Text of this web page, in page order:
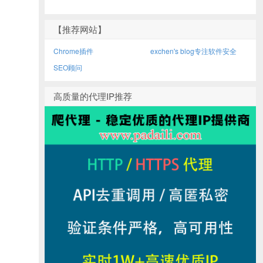
【推荐网站】
Chrome插件
exchen's blog专注软件安全
SEO顾问
高质量的代理IP推荐